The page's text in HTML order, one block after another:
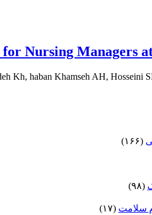
Nursing Managers
Kh, haban Khamseh AH, Hosseini
(۱۶۶)
(۹۸)
سلامت (۱۷)